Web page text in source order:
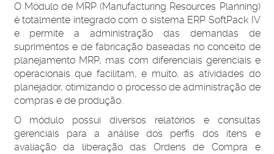
O Módulo de MRP (Manufacturing Resources Planning)
é totalmente integrado com o sistema ERP SoftPack IV
e permite a administração das demandas de
suprimentos e de fabricação baseadas no conceito de
planejamento MRP, mas com diferenciais gerenciais e
operacionais que facilitam, e muito, as atividades do
planejador, otimizando o processo de administração de
compras e de produção.
O módulo possui diversos relatórios e consultas
gerenciais para a análise dos perfis dos itens e
avaliação da liberação das Ordens de Compra e